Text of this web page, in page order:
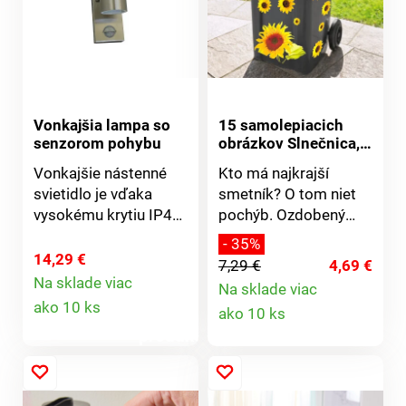
maximálne odolné
voči poveternostným
maximálne odolné
voči poveternostným
vplyvom. Zdroj: 2 x GU
10, max. 2 x 20W.
Vonkajšia lampa so
senzorom pohybu
Vonkajšie nástenné
svietidlo je vďaka
vysokému krytiu IP44
vášho exteriéru.
Uvítate ho všade tam,
kde je po zotmení
smerom hore a dole.
Posvietiť si tak
14,29 €
Na sklade viac
ako 10 ks
15 samolepiacich
obrázkov Slnečnica,
Kto má najkrajší
smetník? O tom niet
pochýb. Ozdobený
pestrými motívmi
bude Váš smetník
vždy vyčnievať -
zámena je vylúčená!
Nalepte podľa Vašej
- 35%
7,29 €
4,69 €
Na sklade viac
ako 10 ks